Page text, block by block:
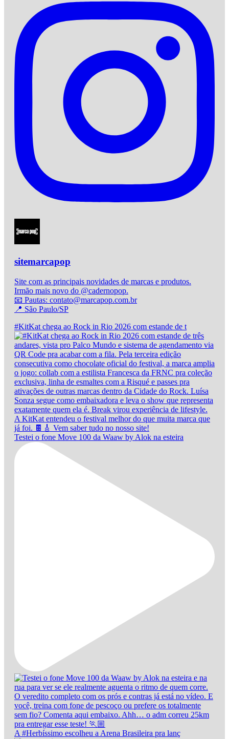
sitemarcapop
Site com as principais novidades de marcas e produtos.
Irmão mais novo do @cadernopop.
📧 Pautas: contato@marcapop.com.br
📍 São Paulo/SP
#KitKat chega ao Rock in Rio 2026 com estande de t
Testei o fone Move 100 da Waaw by Alok na esteira
A #Herbíssimo escolheu a Arena Brasileira pra lanç